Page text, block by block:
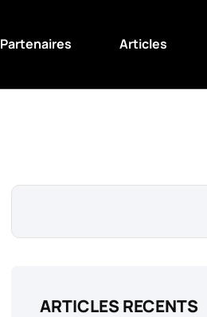
Partenaires Articles
ARTICLES RECENTS